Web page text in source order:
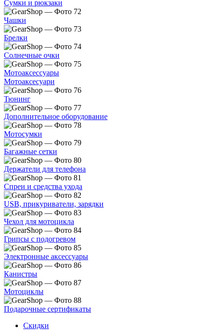
Сумки и рюкзаки
Чашки
Брелки
Солнечные очки
Мотоаксессуары
Мотоаксесуари
Тюнинг
Дополнительное оборудование
Мотосумки
Багажные сетки
Держатели для телефона
Спреи и средства ухода
USB, прикуриватели, зарядки
Чехол для мотоцикла
Грипсы с подогревом
Электронные аксессуары
Канистры
Мотоциклы
Подарочные сертификаты
Скидки